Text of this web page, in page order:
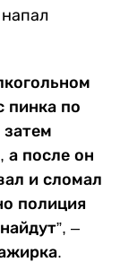
пинка по
затем
а после он
и сломал
полиция
–